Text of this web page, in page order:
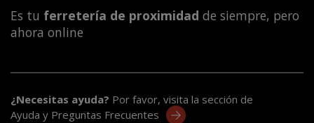
Es tu ferretería de proximidad de siempre, pero
ahora online
¿Necesitas ayuda? Por favor, visita la sección de
Ayuda y Preguntas Frecuentes